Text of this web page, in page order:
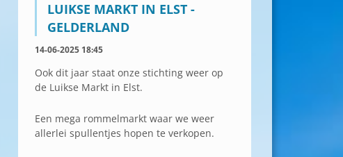
LUIKSE MARKT IN ELST -
GELDERLAND
14-06-2025 18:45
Ook dit jaar staat onze stichting weer op
de Luikse Markt in Elst.
Een mega rommelmarkt waar we weer
allerlei spullentjes hopen te verkopen.